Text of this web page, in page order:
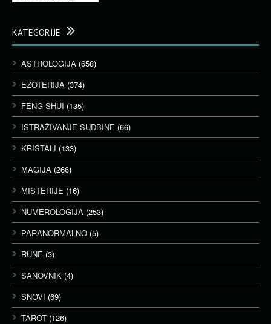
KATEGORIJE
ASTROLOGIJA (658)
EZOTERIJA (374)
FENG SHUI (135)
ISTRAŽIVANJE SUDBINE (66)
KRISTALI (133)
MAGIJA (266)
MISTERIJE (16)
NUMEROLOGIJA (253)
PARANORMALNO (5)
RUNE (3)
SANOVNIK (4)
SNOVI (69)
TAROT (126)